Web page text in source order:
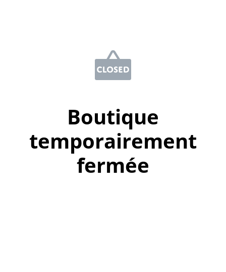
Boutique
temporairement
fermée